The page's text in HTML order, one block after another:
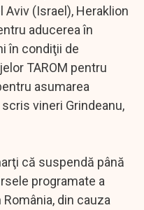
(Israel), Heraklion
aducerea în
în condiţii de
TAROM pentru
asumarea
vineri Grindeanu,
că suspendă până
programate a
din cauza